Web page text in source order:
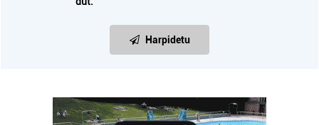
Harpidetu